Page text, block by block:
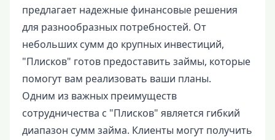
предлагает надежные финансовые решения
для разнообразных потребностей. От
небольших сумм до крупных инвестиций,
"Плисков" готов предоставить займы, которые
помогут вам реализовать ваши планы.
Одним из важных преимуществ
сотрудничества с "Плисков" является гибкий
диапазон сумм займа. Клиенты могут получить